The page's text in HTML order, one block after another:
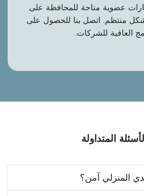
عضوية متاحة للمحافظة على
منتظم. اتصل بنا للحصول على
العافية للشركات.
المتداولة
المنزلي آمن؟